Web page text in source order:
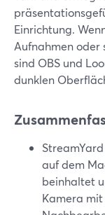
Einrichtung.
Aufnahmen oder
sind OBS und
dunklen
auf dem
beinhaltet
Kamera